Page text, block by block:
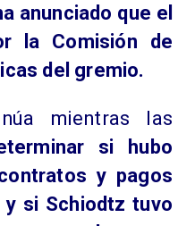
anunciado que el
la Comisión de
del gremio.
mientras las
si hubo
y pagos
y si Schiodtz tuvo